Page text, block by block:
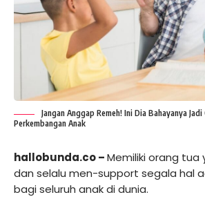
Jangan Anggap Remeh! Ini Dia Bahayanya
Perkembangan Anak
hallobunda.co –Memiliki orang tua
dan selalu men-support segala hal
bagi seluruh anak di dunia.